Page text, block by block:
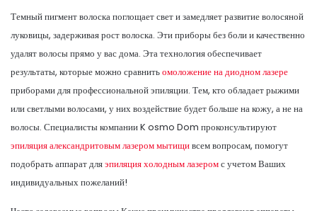
Темный пигмент волоска поглощает свет и замедляет развитие волосяной
луковицы, задерживая рост волоска. Эти приборы без боли и качественно
удалят волосы прямо у вас дома. Эта технология обеспечивает
результаты, которые можно сравнитьомоложение на диодном лазере
приборами для профессиональной эпиляции. Тем, кто обладает рыжими
или светлыми волосами, у них воздействие будет больше на кожу, а не на
волосы. Специалисты компании K osmo Dom проконсультируют
эпиляция александритовым лазером мытищивсем вопросам, помогут
подобрать аппарат дляэпиляция холодным лазеромс учетом Ваших
индивидуальных пожеланий!